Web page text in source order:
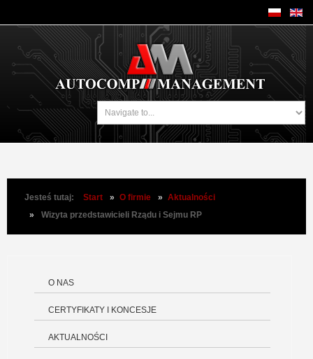
Jesteś tutaj: Start » O firmie » Aktualności
»
Wizyta przedstawicieli Rządu i Sejmu RP
O NAS
CERTYFIKATY I KONCESJE
AKTUALNOŚCI